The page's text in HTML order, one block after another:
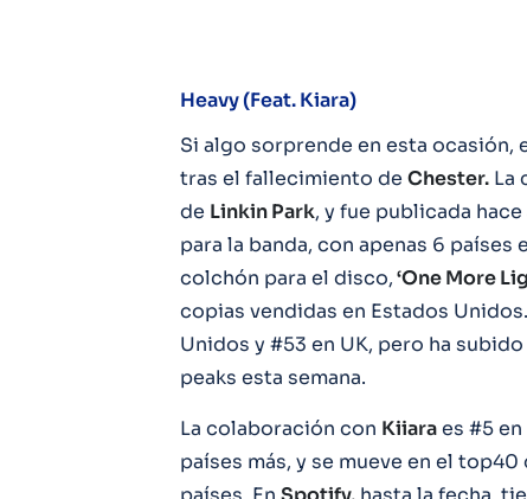
Heavy (Feat. Kiara)
Si algo sorprende en esta ocasión,
tras el fallecimiento de Chester. La
de Linkin Park, y fue publicada
para la banda, con apenas 6
colchón para el disco,‘One More
copias vendidas en Estados Unidos.
Unidos y #53 en UK, pero ha
peaks esta semana.
La colaboración con Kiiaraes #5
países más, y se mueve en el top40